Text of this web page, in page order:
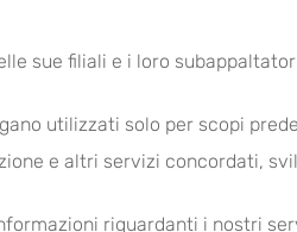
sue filiali e i loro
utilizzati solo per scopi
e altri servizi concordati,
riguardanti i nostri